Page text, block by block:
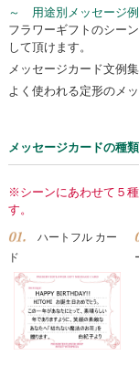
～ 用途別メッセージ
フラワーギフトのシー
して頂けます。
メッセージカード文例
よく使われる定形のメ
メッセージカードの種
※シーンにあわせて５
す。
ハートフル カー
ド